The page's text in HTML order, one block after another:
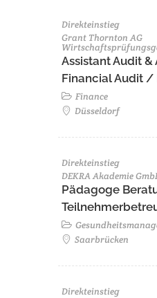
Direkteinstieg
Grant Thornton AG
Assistant Audit &
Financial Audit
Finance
Düsseldorf
Direkteinstieg
DEKRA Akademie
Pädagoge
Saarbrücken
Direkteinstieg